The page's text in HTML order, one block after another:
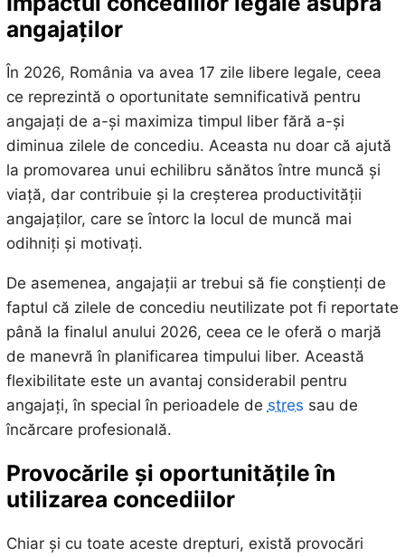
angajaților
În 2026, România va avea 17 zile libere legale, ceea
ce reprezintă o oportunitate semnificativă pentru
angajați de a-și maximiza timpul liber fără a-și
diminua zilele de concediu. Aceasta nu doar că ajută
la promovarea unui echilibru sănătos între muncă și
viață, dar contribuie și la creșterea productivității
angajaților, care se întorc la locul de muncă mai
odihniți și motivați.
De asemenea, angajații ar trebui să fie conștienți de
faptul că zilele de concediu neutilizate pot fi reportate
până la finalul anului 2026, ceea ce le oferă o marjă
de manevră în planificarea timpului liber. Această
flexibilitate este un avantaj considerabil pentru
angajați, în special în perioadele de stres sau de
încărcare profesională.
Provocările și oportunitățile în
utilizarea concediilor
Chiar și cu toate aceste drepturi, există provocări